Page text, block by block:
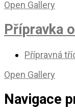
Open Gallery
Přípravka
Přípravná
Open Gallery
Navigace